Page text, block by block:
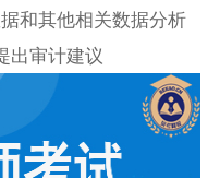
和其他相关数据分析
出审计建议